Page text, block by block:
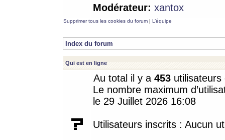
Modérateur: xantox
Supprimer tous les cookies du forum | L’équipe
Index du forum
Qui est en ligne
Au total il y a 453
Le nombre maximum
le 29 Juillet 2026 16:08
Utilisateurs inscrits : Aucun